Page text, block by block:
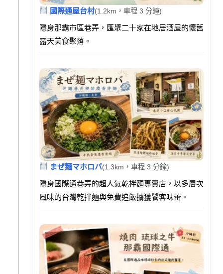
國際通屋台村(1.2km，車程 3 分鐘)
隱身那霸市區巷弄，匯聚二十家在地居酒屋的懷舊
露天美食聚落。
まぜ麺マホロバ(1.3km，車程 3 分鐘)
隱身國際通巷弄的超人氣乾拌麵專賣店，以多層次
風味的台灣乾拌麵與免費追飯擄獲饕客味蕾。